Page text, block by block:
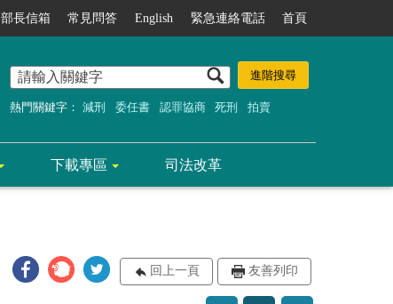
部長信箱 常見問答 English 緊急連絡電話 首頁
熱門關鍵字： 減刑 委任書 認罪協商 死刑 拍賣
下載專區 司法改革
回上一頁 友善列印